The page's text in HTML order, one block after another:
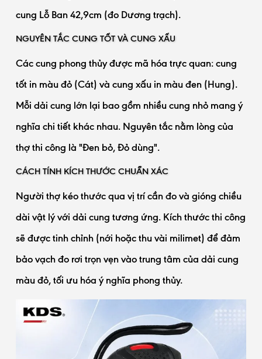
cung Lỗ Ban 42,9cm (đo Dương trạch).
NGUYÊN TẮC CUNG TỐT VÀ CUNG XẤU
Các cung phong thủy được mã hóa trực quan: cung
tốt in màu đỏ (Cát) và cung xấu in màu đen (Hung).
Mỗi dải cung lớn lại bao gồm nhiều cung nhỏ mang ý
nghĩa chi tiết khác nhau. Nguyên tắc nằm lòng của
thợ thi công là "Đen bỏ, Đỏ dùng".
CÁCH TÍNH KÍCH THƯỚC CHUẨN XÁC
Người thợ kéo thước qua vị trí cần đo và gióng chiều
dài vật lý với dải cung tương ứng. Kích thước thi công
sẽ được tinh chỉnh (nới hoặc thu vài milimet) để đảm
bảo vạch đo rơi trọn vẹn vào trung tâm của dải cung
màu đỏ, tối ưu hóa ý nghĩa phong thủy.